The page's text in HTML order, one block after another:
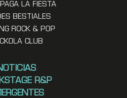
LA FIESTA
BESTIALES
ROCK & POP
CLUB
R&P